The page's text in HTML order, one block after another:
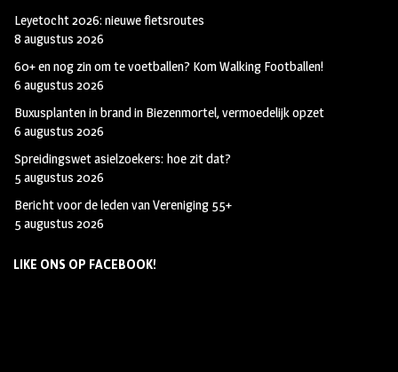
Leyetocht 2026: nieuwe fietsroutes
8 augustus 2026
60+ en nog zin om te voetballen? Kom Walking Footballen!
6 augustus 2026
Buxusplanten in brand in Biezenmortel, vermoedelijk opzet
6 augustus 2026
Spreidingswet asielzoekers: hoe zit dat?
5 augustus 2026
Bericht voor de leden van Vereniging 55+
5 augustus 2026
LIKE ONS OP FACEBOOK!